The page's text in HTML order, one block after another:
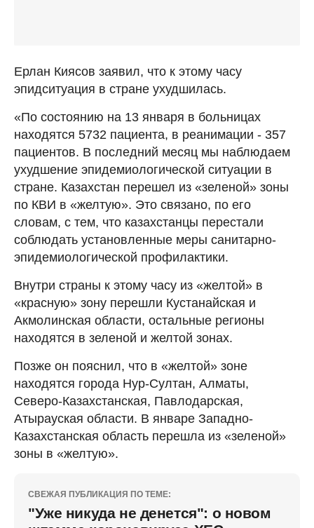
Ерлан Киясов заявил, что к этому часу
эпидситуация в стране ухудшилась.
«По состоянию на 13 января в больницах
находятся 5732 пациента, в реанимации - 357
пациентов. В последний месяц мы наблюдаем
ухудшение эпидемиологической ситуации в
стране. Казахстан перешел из «зеленой» зоны
по КВИ в «желтую». Это связано, по его
словам, с тем, что казахстанцы перестали
соблюдать установленные меры санитарно-
эпидемиологической профилактики.
Внутри страны к этому часу из «желтой» в
«красную» зону перешли Кустанайская и
Акмолинская области, остальные регионы
находятся в зеленой и желтой зонах.
Позже он пояснил, что в «желтой» зоне
находятся города Нур-Султан, Алматы,
Северо-Казахстанская, Павлодарская,
Атырауская области. В январе Западно-
Казахстанская область перешла из «зеленой»
зоны в «желтую».
СВЕЖАЯ ПУБЛИКАЦИЯ ПО ТЕМЕ:
"Уже никуда не денется": о новом